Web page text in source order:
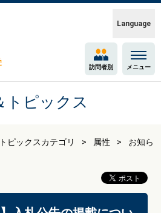
Language
訪問者別 メニュー
トピックス
ピックスカテゴリ 属性
お知ら